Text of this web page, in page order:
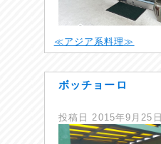
≪アジア系料理≫
ボッチョーロ
投稿日2015年9月25日